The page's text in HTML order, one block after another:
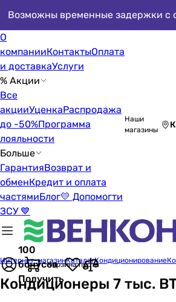
Возможны временные задержки с
О
компанииКонтактыОплата
и доставкаУслуги
% Акции
Все
акцииУценкаРаспродажа
до -50%Программа
лояльности
Больше
ГарантияВозврат и
обменКредит и оплата
частямиБлог💛 Допомогти
ЗСУ 💙
Наши
магазины
100
бонусов
Получить
Корзина пуста
Интернет-магазинКаталогКондиционирование
Кондиционеры 7 тыс.